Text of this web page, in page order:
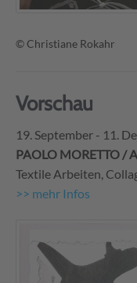
© Christiane Rokahr
Vorschau
19. September - 11.
PAOLO MORETTO /
Textile Arbeiten,
>> mehr Infos